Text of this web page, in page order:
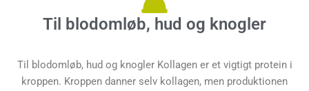
Til blodomløb, hud og knogler
Til blodomløb, hud og knogler Kollagen er et vigtigt protein i
kroppen. Kroppen danner selv kollagen, men produktionen